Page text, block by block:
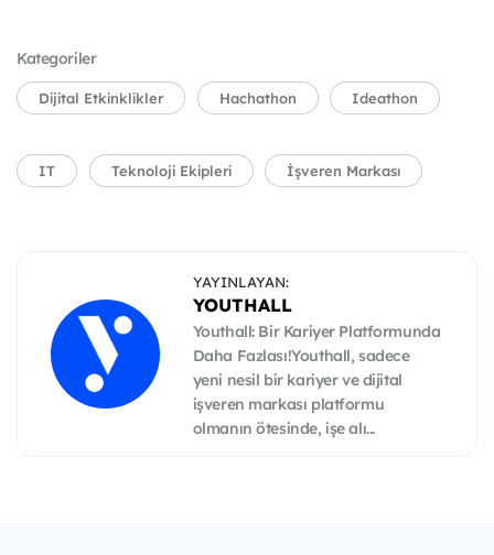
Kategoriler
Dijital Etkinklikler Hachathon Ideathon
IT Teknoloji Ekipleri İşveren Markası
YAYINLAYAN:
YOUTHALL
Youthall: Bir Kariyer Platformunda
Daha Fazlası!Youthall, sadece
yeni nesil bir kariyer ve dijital
işveren markası platformu
olmanın ötesinde, işe alı...